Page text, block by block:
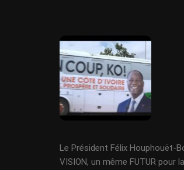
Le Président Félix Houphouët-
VISION, un même FUTUR pour